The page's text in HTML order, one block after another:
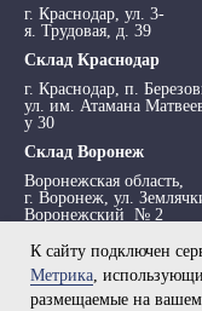
г. Краснодар, ул. 3-
я. Трудовая, д. 39
Склад Краснодар
г. Краснодар, п.
ул. им. Атамана
у 30
Склад Воронеж
Воронежская область,
г. Воронеж, ул.
Воронежский № 2
К сайту подключен
Метрика,
размещаемые на